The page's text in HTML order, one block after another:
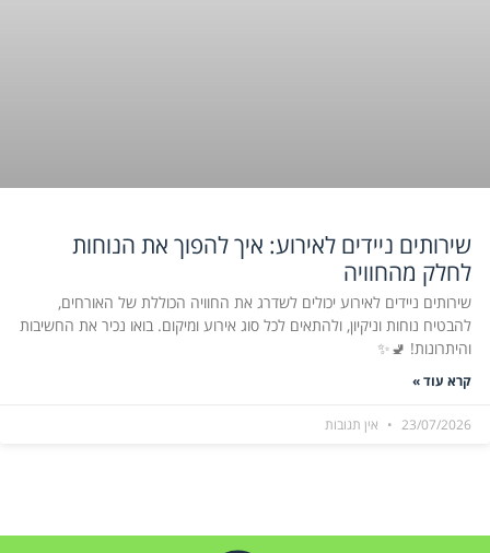
שירותים ניידים לאירוע: איך להפוך את הנוחות
לחלק מהחוויה
שירותים ניידים לאירוע יכולים לשדרג את החוויה הכוללת של האורחים,
להבטיח נוחות וניקיון, ולהתאים לכל סוג אירוע ומיקום. בואו נכיר את החשיבות
והיתרונות! 🚽✨
קרא עוד »
23/07/2026 אין תגובות